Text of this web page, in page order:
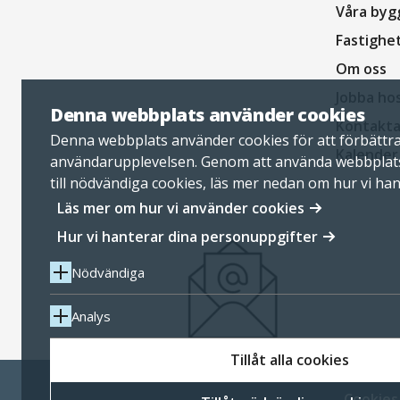
Denna webbplats använder cookies
Denna webbplats använder cookies för att förbättra
användarupplevelsen. Genom att använda
till nödvändiga cookies, läs mer nedan om hur vi
personuppgifter.
Läs mer om hur vi använder cookies
Hur vi hanterar dina personuppgifter
Nödvändiga
Analys
Tillåt alla cookies
Våra
Om oss
Kontakta
Kalender